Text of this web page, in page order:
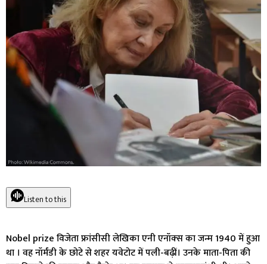
Listen to this
Nobel prize विजेता फ्रांसीसी लेखिका एनी एनॉक्‍स का जन्म 1940 में हुआ
था । वह नॉर्मंडी के छोटे से शहर यवेटोट में पली-बढ़ीं। उनके माता-पिता की